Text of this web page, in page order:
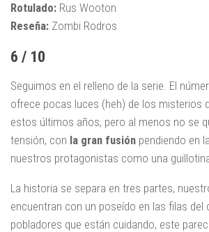
Rotulado: Rus Wooton
Reseña: Zombi Rodros
6 / 10
Seguimos en el relleno de la serie. El
ofrece pocas luces (heh) de los misterios
estos últimos años, pero al menos no se
tensión, con la gran fusión pendiendo en
nuestros protagonistas como una
La historia se separa en tres partes,
encuentran con un poseído en las filas del
pobladores que están cuidando, este